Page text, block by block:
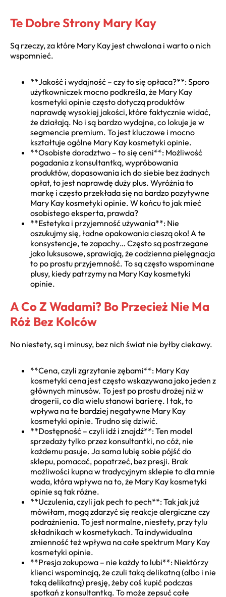
Te Dobre Strony Mary Kay
Są rzeczy, za które Mary Kay jest chwalona i warto o nich
wspomnieć.
**Jakość i wydajność – czy to się opłaca?**: Sporo
użytkowniczek mocno podkreśla, że Mary Kay
kosmetyki opinie często dotyczą produktów
naprawdę wysokiej jakości, które faktycznie widać,
że działają. No i są bardzo wydajne, co lokuje je w
segmencie premium. To jest kluczowe i mocno
kształtuje ogólne Mary Kay kosmetyki opinie.
**Osobiste doradztwo – to się ceni**: Możliwość
pogadania z konsultantką, wypróbowania
produktów, dopasowania ich do siebie bez żadnych
opłat, to jest naprawdę duży plus. Wyróżnia to
markę i często przekłada się na bardzo pozytywne
Mary Kay kosmetyki opinie. W końcu to jak mieć
osobistego eksperta, prawda?
**Estetyka i przyjemność używania**: Nie
oszukujmy się, ładne opakowania cieszą oko! A te
konsystencje, te zapachy… Często są postrzegane
jako luksusowe, sprawiają, że codzienna pielęgnacja
to po prostu przyjemność. To są często wspominane
plusy, kiedy patrzymy na Mary Kay kosmetyki
opinie.
A Co Z Wadami? Bo Przecież Nie Ma
Róż Bez Kolców
No niestety, są i minusy, bez nich świat nie byłby ciekawy.
**Cena, czyli zgrzytanie zębami**: Mary Kay
kosmetyki cena jest często wskazywana jako jeden z
głównych minusów. To jest po prostu drożej niż w
drogerii, co dla wielu stanowi barierę. I tak, to
wpływa na te bardziej negatywne Mary Kay
kosmetyki opinie. Trudno się dziwić.
**Dostępność – czyli idź i znajdź**: Ten model
sprzedaży tylko przez konsultantki, no cóż, nie
każdemu pasuje. Ja sama lubię sobie pójść do
sklepu, pomacać, popatrzeć, bez presji. Brak
możliwości kupna w tradycyjnym sklepie to dla mnie
wada, która wpływa na to, że Mary Kay kosmetyki
opinie są tak różne.
**Uczulenia, czyli jak pech to pech**: Tak jak już
mówiłam, mogą zdarzyć się reakcje alergiczne czy
podrażnienia. To jest normalne, niestety, przy tylu
składnikach w kosmetykach. Ta indywidualna
zmienność też wpływa na całe spektrum Mary Kay
kosmetyki opinie.
**Presja zakupowa – nie każdy to lubi**: Niektórzy
klienci wspominają, że czuli taką delikatną (albo i nie
taką delikatną) presję, żeby coś kupić podczas
spotkań z konsultantką. To może zepsuć całe